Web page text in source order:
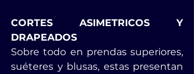
CORTES ASIMETRICOS Y
DRAPEADOS
Sobre todo en prendas superiores,
suéteres y blusas, estas presentan